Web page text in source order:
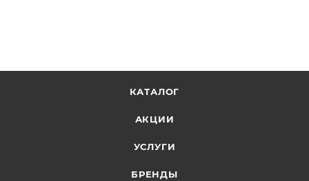
КАТАЛОГ
АКЦИИ
УСЛУГИ
БРЕНДЫ